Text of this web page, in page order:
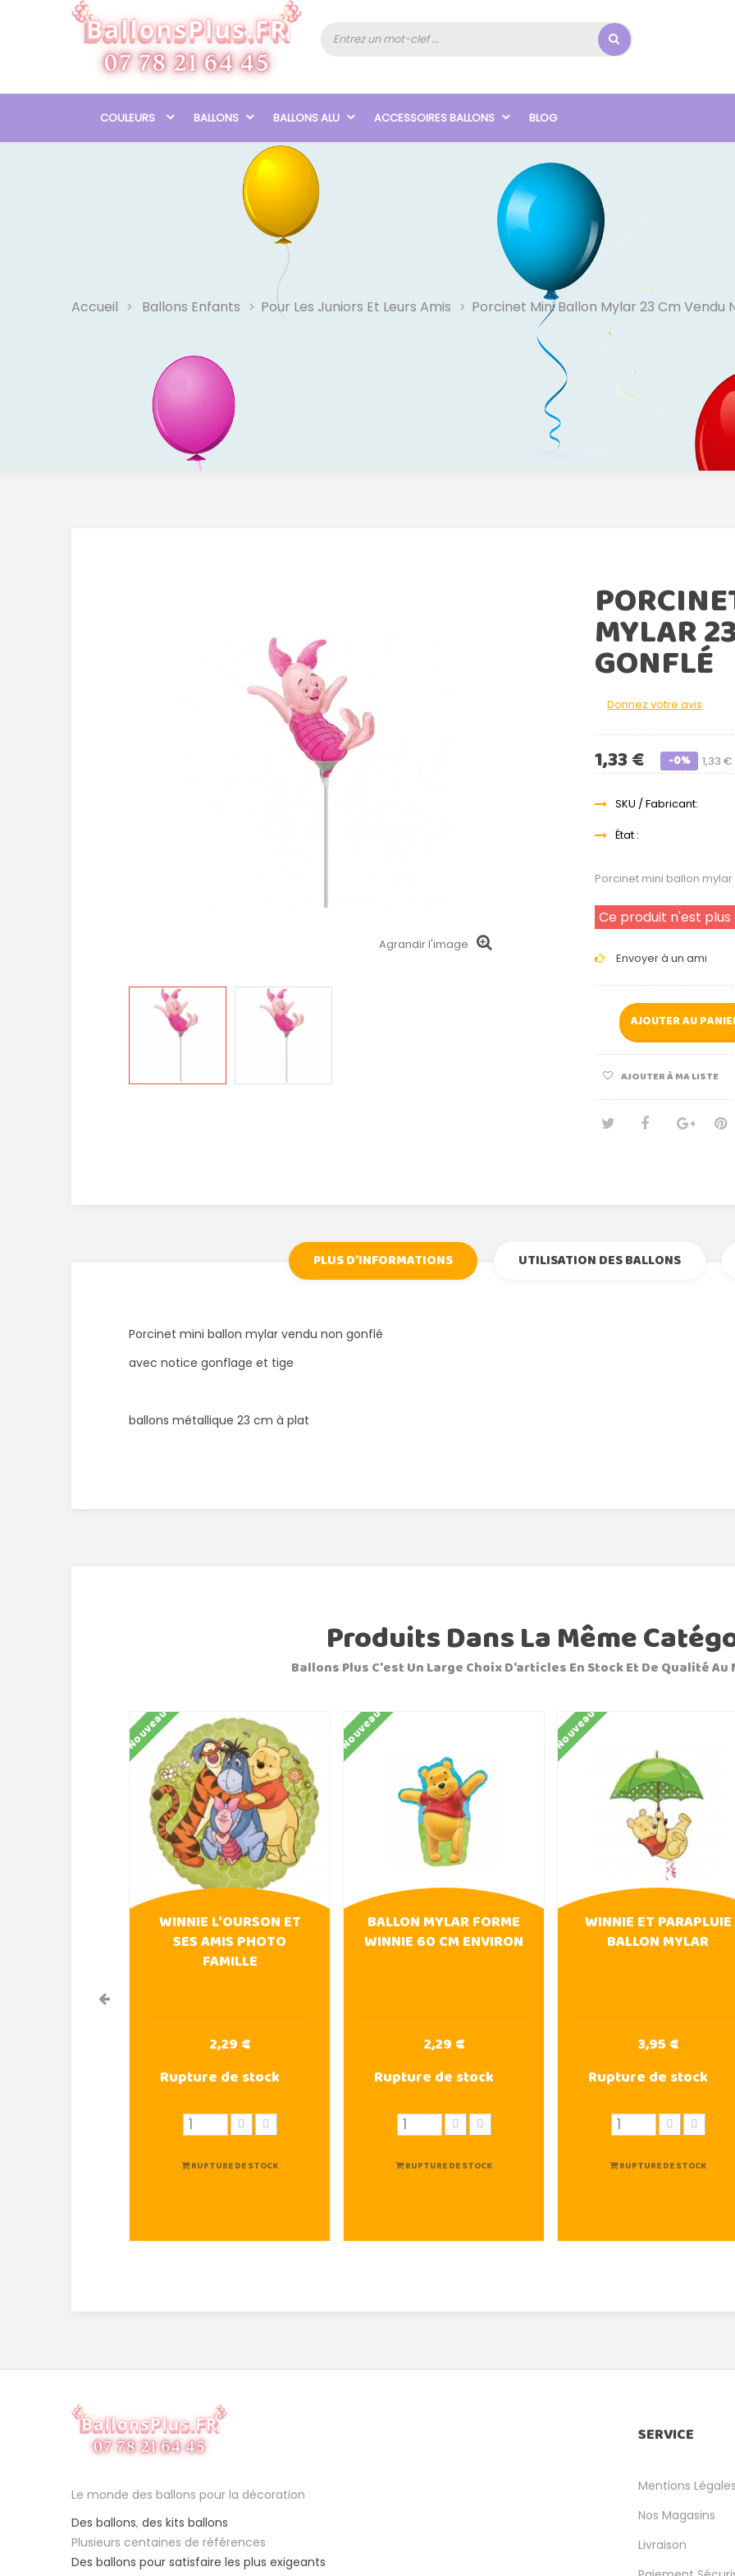
COULEURS BALLONS BALLONS ALU ACCESSOIRES BALLONS BLOG
Accueil Ballons Enfants Pour Les Juniors Et Leurs Amis Porcinet Mini Ballon Mylar 23 Cm Vendu
Agrandir l'image
MYLAR
GONFLÉ
Donnez votre avis
1,33 €
1,33 € -0%
SKU / Fabricant:
État :
Porcinet mini ballon
Ce produit n'est
Envoyer à un ami
AJOUTER AU
AJOUTER À MA LISTE
PLUS D'INFORMATIONS UTILISATION DES BALLONS
Porcinet mini ballon mylar vendu non gonflé
avec notice gonflage et tige
ballons métallique 23 cm à plat
Produits Dans La Même
Ballons Plus C'est Un Large Choix D'articles En Stock Et De Qualité
Nouveau
WINNIE L'OURSON ET
SES AMIS PHOTO
FAMILLE
2,29 €
Rupture de stock
RUPTURE DE STOCK
Nouveau
BALLON MYLAR FORME
WINNIE 60 CM ENVIRON
2,29 €
Rupture de stock
RUPTURE DE STOCK
Nouveau
WINNIE ET PARAPLUIE
BALLON MYLAR
3,95 €
Rupture de stock
RUPTURE DE STOCK
Le monde des ballons pour la décoration
Des ballons, des kits ballons
Plusieurs centaines de références
Des ballons pour satisfaire les plus exigeants
SERVICE
Mentions Légales
Nos Magasins
Livraison